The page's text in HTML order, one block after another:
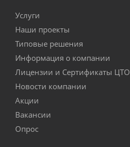
Услуги
Наши проекты
Типовые решения
Информация о компании
Лицензии и Сертификаты ЦТО
Новости компании
Акции
Вакансии
Опрос